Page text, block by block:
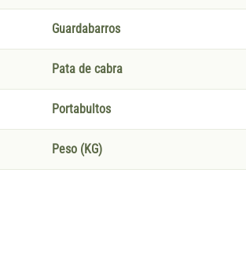
Guardabarros
Pata de cabra
Portabultos
Peso (KG)